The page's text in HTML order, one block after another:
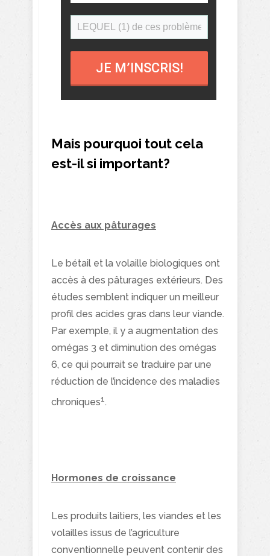
JE M’INSCRIS!
Mais pourquoi tout cela
est-il si important?
Accès aux pâturages
Le bétail et la volaille biologiques ont
accès à des pâturages extérieurs. Des
études semblent indiquer un meilleur
profil des acides gras dans leur viande.
Par exemple, il y a augmentation des
omégas 3 et diminution des omégas
6, ce qui pourrait se traduire par une
réduction de l’incidence des maladies
chroniques1.
Hormones de croissance
Les produits laitiers, les viandes et les
volailles issus de l’agriculture
conventionnelle peuvent contenir des